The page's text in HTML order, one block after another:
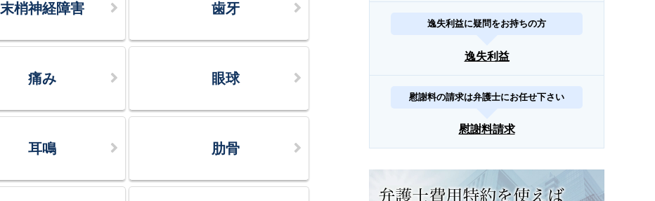
末梢神経障害 歯牙
痛み 眼球
耳鳴 肋骨
逸失利益に疑問をお持ちの方
逸失利益
慰謝料の請求は弁護士にお任せ下さい
慰謝料請求